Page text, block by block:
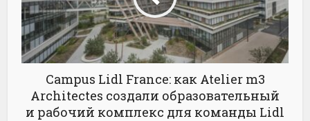
Campus Lidl France: как Atelier m3
Architectes создали образовательный
и рабочий комплекс для команды Lidl